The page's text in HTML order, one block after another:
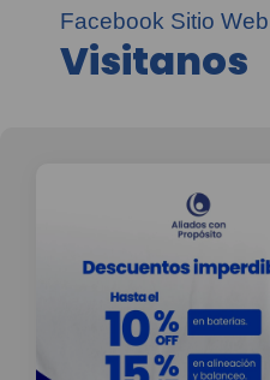
Facebook Sitio Web
Visitanos